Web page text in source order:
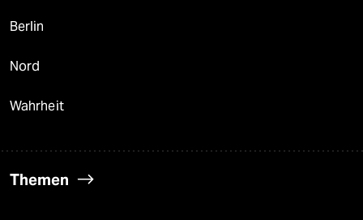
Berlin
Nord
Wahrheit
Themen